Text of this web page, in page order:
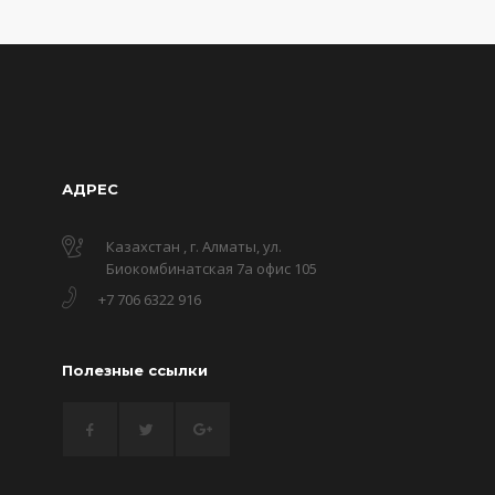
АДРЕС
Казахстан , г. Алматы, ул.
Биокомбинатская 7а офис 105
+7 706 6322 916
Полезные ссылки